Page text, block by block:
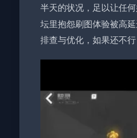
半天的状况，足以让任
坛里抱怨刷图体验被高
排查与优化，如果还不